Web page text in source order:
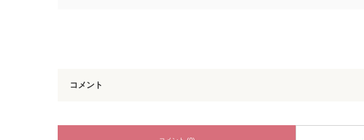
コメント